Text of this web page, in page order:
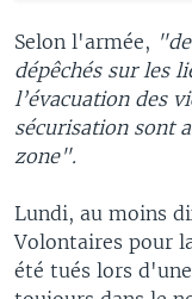
Selon l'armée,
dépêchés sur les
l’évacuation des
sécurisation sont
zone".
Lundi, au moins
Volontaires pour
été tués lors